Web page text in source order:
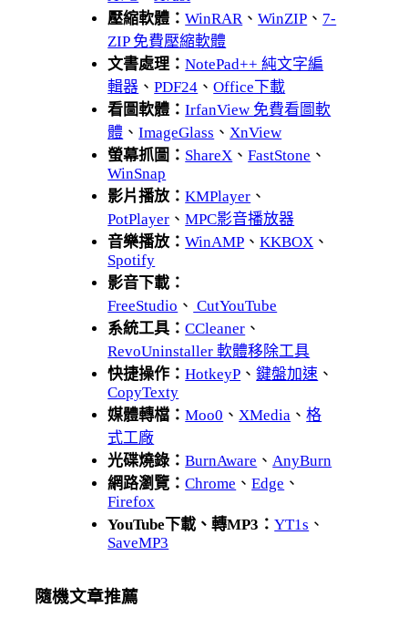
壓縮軟體：WinRAR 、WinZIP 、 7-
ZIP 免費壓縮軟體
文書處理：NotePad++ 純文字編
輯器 、PDF24 、Office下載
看圖軟體：IrfanView 免費看圖軟
體 、ImageGlass 、 XnView
螢幕抓圖： ShareX 、FastStone 、
WinSnap
影片播放：KMPlayer 、
PotPlayer 、MPC影音播放器
音樂播放：WinAMP 、KKBOX 、
Spotify
影音下載：
FreeStudio 、 CutYouTube
系統工具：CCleaner 、
RevoUninstaller 軟體移除工具
快捷操作：HotkeyP 、鍵盤加速 、
CopyTexty
媒體轉檔：Moo0 、 XMedia 、格
式工廠
光碟燒錄：BurnAware 、 AnyBurn
網路瀏覽：Chrome 、Edge 、
Firefox
YouTube下載、轉MP3：YT1s 、
SaveMP3
隨機文章推薦